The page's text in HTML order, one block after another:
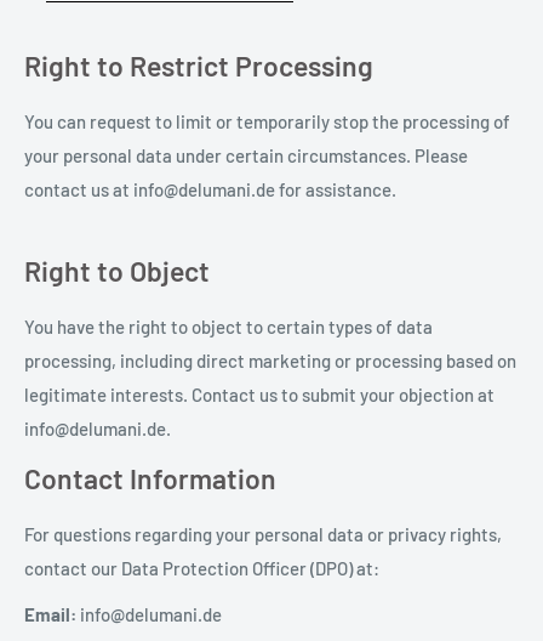
Right to Restrict Processing
You can request to limit or temporarily stop the processing of
your personal data under certain circumstances. Please
contact us at info@delumani.de for assistance.
Right to Object
You have the right to object to certain types of data
processing, including direct marketing or processing based on
legitimate interests. Contact us to submit your objection at
info@delumani.de.
Contact Information
For questions regarding your personal data or privacy rights,
contact our Data Protection Officer (DPO) at:
Email: info@delumani.de